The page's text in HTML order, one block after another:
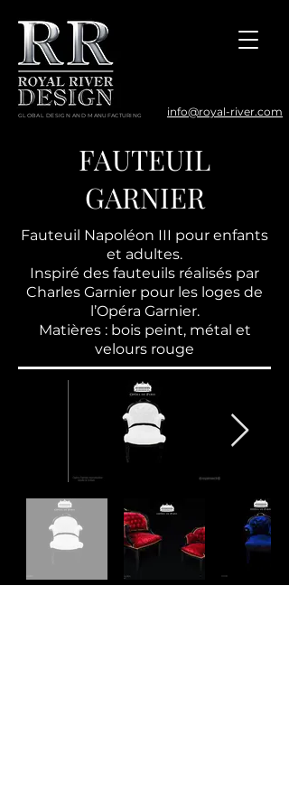
GLOBAL DESIGN AND MANUFACTURING info@royal-river.com
FAUTEUIL
GARNIER
Fauteuil Napoléon III pour enfants
et adultes.
Inspiré des fauteuils réalisés par
Charles Garnier pour les loges de
l’Opéra Garnier.
Matières : bois peint, métal et
velours rouge